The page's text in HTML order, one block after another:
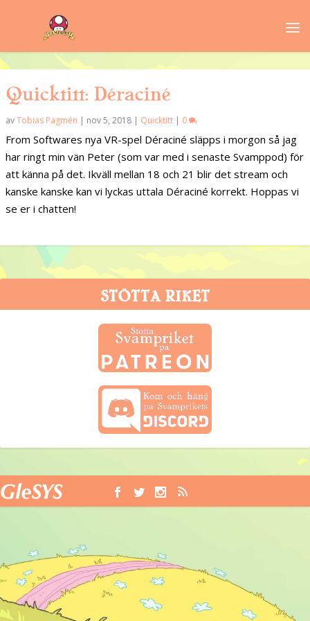
Quicktitt: Déraciné
avTobias Pagmén | nov 5, 2018 | Quicktitt | 0
From Softwares nya VR-spel Déraciné släpps i morgon så jag
har ringt min vän Peter (som var med i senaste Svamppod) för
att känna på det. Ikväll mellan 18 och 21 blir det stream och
kanske kanske kan vi lyckas uttala Déraciné korrekt. Hoppas vi
se er i chatten!
STÖTTA RIKET